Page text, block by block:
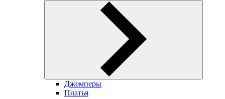
Джемперы
Платья